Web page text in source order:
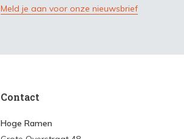
Meld je aan voor onze nieuwsbrief
Contact
Hoge Ramen